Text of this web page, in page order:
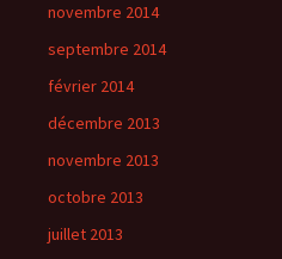
novembre 2014
septembre 2014
février 2014
décembre 2013
novembre 2013
octobre 2013
juillet 2013